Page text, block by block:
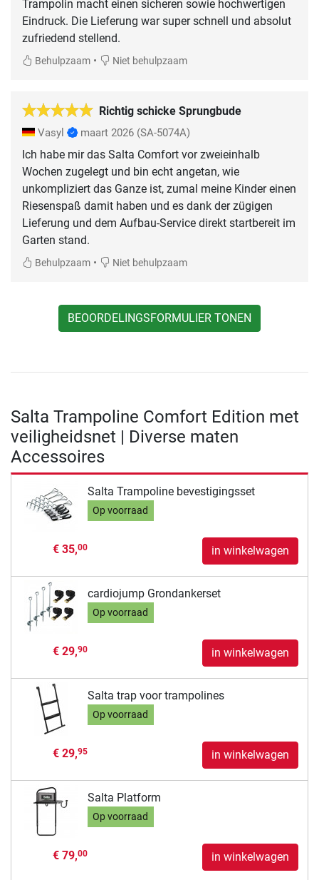
Trampolin macht einen sicheren sowie hochwertigen
Eindruck. Die Lieferung war super schnell und absolut
zufriedend stellend.
Behulpzaam • Niet behulpzaam
Richtig schicke Sprungbude
Vasyl maart 2026 (SA-5074A)
Ich habe mir das Salta Comfort vor zweieinhalb
Wochen zugelegt und bin echt angetan, wie
unkompliziert das Ganze ist, zumal meine Kinder einen
Riesenspaß damit haben und es dank der zügigen
Lieferung und dem Aufbau-Service direkt startbereit im
Garten stand.
Behulpzaam • Niet behulpzaam
BEOORDELINGSFORMULIER TONEN
Salta Trampoline Comfort Edition met
veiligheidsnet | Diverse maten
Accessoires
Salta Trampoline bevestigingsset
Op voorraad
€ 35,00 in winkelwagen
cardiojump Grondankerset
Op voorraad
€ 29,90 in winkelwagen
Salta trap voor trampolines
Op voorraad
€ 29,95 in winkelwagen
Salta Platform
Op voorraad
€ 79,00 in winkelwagen